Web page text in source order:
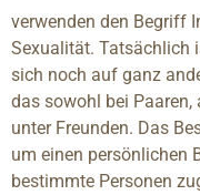
verwenden den Begriff
Sexualität. Tatsächlich
sich noch auf ganz
das sowohl bei
unter Freunden. Das
um einen persönlichen
bestimmte Personen